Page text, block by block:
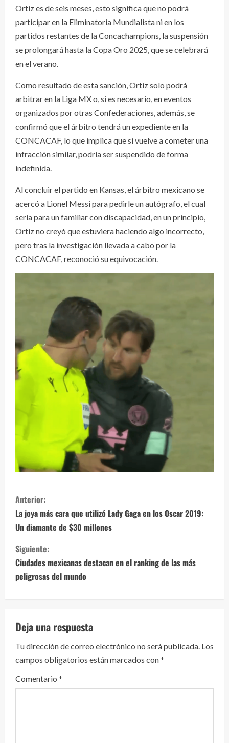
Ortiz es de seis meses, esto significa que no podrá
participar en la Eliminatoria Mundialista ni en los
partidos restantes de la Concachampions, la suspensión
se prolongará hasta la Copa Oro 2025, que se celebrará
en el verano.
Como resultado de esta sanción, Ortiz solo podrá
arbitrar en la Liga MX o, si es necesario, en eventos
organizados por otras Confederaciones, además, se
confirmó que el árbitro tendrá un expediente en la
CONCACAF, lo que implica que si vuelve a cometer una
infracción similar, podría ser suspendido de forma
indefinida.
Al concluir el partido en Kansas, el árbitro mexicano se
acercó a Lionel Messi para pedirle un autógrafo, el cual
sería para un familiar con discapacidad, en un principio,
Ortiz no creyó que estuviera haciendo algo incorrecto,
pero tras la investigación llevada a cabo por la
CONCACAF, reconoció su equivocación.
S
i
g
u
e
l
e
y
e
n
Anterior:
La joya más cara que utilizó Lady Gaga en los Oscar 2019:
Un diamante de $30 millones
Siguiente:
Ciudades mexicanas destacan en el ranking de las más
peligrosas del mundo
Deja una respuesta
Tu dirección de correo electrónico no será publicada. Los
campos obligatorios están marcados con*
Comentario *